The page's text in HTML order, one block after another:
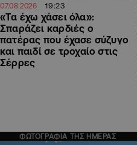
07.08.2026 19:23
«Τα έχω χάσει όλα»:
Σπαράζει καρδιές ο
πατέρας που έχασε σύζυγο
και παιδί σε τροχαίο στις
Σέρρες
ΦΩΤΟΓΡΑΦΙΑ ΤΗΣ ΗΜΕΡΑΣ